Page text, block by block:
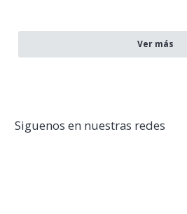
Ver más
Siguenos en nuestras redes